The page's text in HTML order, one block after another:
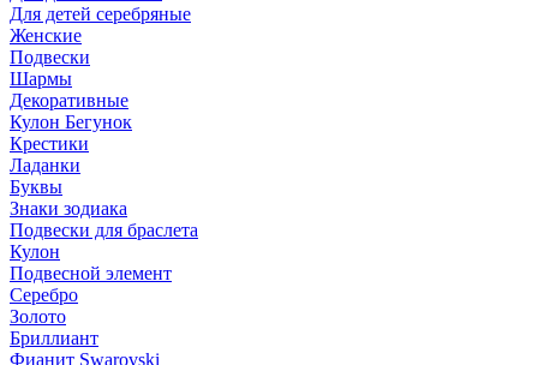
Для детей серебряные
Женские
Подвески
Шармы
Декоративные
Кулон Бегунок
Крестики
Ладанки
Буквы
Знаки зодиака
Подвески для браслета
Кулон
Подвесной элемент
Серебро
Золото
Бриллиант
Фианит Swarovski